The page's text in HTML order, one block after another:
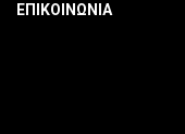
ΕΠΙΚΟΙΝΩΝΙΑ